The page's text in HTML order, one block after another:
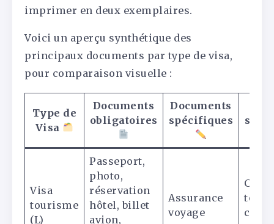
imprimer en deux exemplaires.
Voici un aperçu synthétique des
principaux documents par type de visa,
pour comparaison visuelle :
Type de
Visa
Documents
obligatoires
Documents
spécifiques
Visa
tourisme
(L)
Passeport,
photo,
réservation
hôtel, billet
avion,
Assurance
voyage